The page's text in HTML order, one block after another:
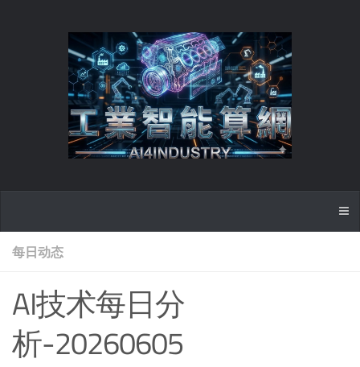
每日动态
AI技术每日分
析-20260605